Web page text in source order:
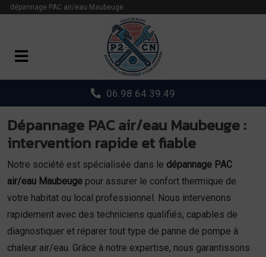
dépannage PAC air/eau Maubeuge
06.98.64.39.49
Dépannage PAC air/eau Maubeuge :
intervention rapide et fiable
Notre société est spécialisée dans le dépannage PAC
air/eau Maubeuge pour assurer le confort thermique de
votre habitat ou local professionnel. Nous intervenons
rapidement avec des techniciens qualifiés, capables de
diagnostiquer et réparer tout type de panne de pompe à
chaleur air/eau. Grâce à notre expertise, nous garantissons
Panneau de gestion des cookies